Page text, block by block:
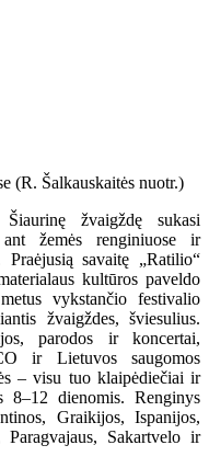
žvaigždę sukasi
žemės renginiuose ir
savaitę „Ratilio“
kultūros paveldo
vykstančio festivalio
žvaigždes, šviesulius.
parodos ir koncertai,
ir Lietuvos saugomos
– visu tuo klaipėdiečiai ir
8–12 dienomis. Renginys
Graikijos, Ispanijos,
Sakartvelo ir